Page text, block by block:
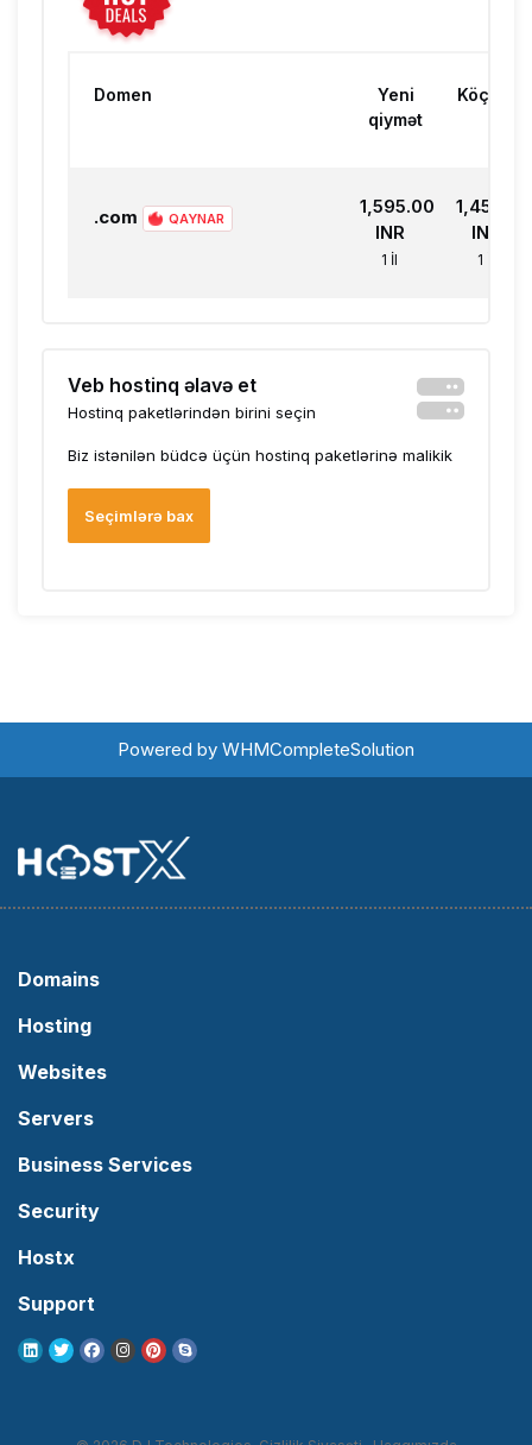
Domen
Yeni
qiymət
Köçür
.com QAYNAR
₹1,595.00
INR
1 İl
₹1,450.00
INR
1 İl
Veb hostinq əlavə et
Hostinq paketlərindən birini seçin
Biz istənilən büdcə üçün hostinq paketlərinə malikik
Seçimlərə bax
Powered by WHMCompleteSolution
Domains
Hosting
Websites
Servers
Business Services
Security
Hostx
Support